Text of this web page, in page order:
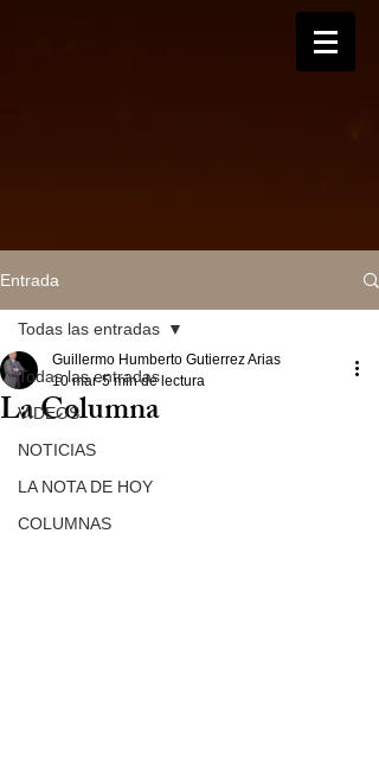
Entrada
Todas las entradas
VIDEOS
NOTICIAS
LA NOTA DE HOY
COLUMNAS
Todas las entradas
La Columna
Guillermo Humberto Gutierrez Arias
10 mar 5 min de lectura